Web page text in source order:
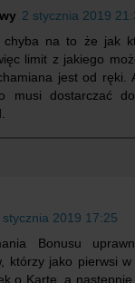
2 stycznia 2019
chyba na to że jak
limit z jakiego
jest od ręki.
musi dostarczać
stycznia 2019 17:25
Bonusu
którzy jako pierwsi
o Kartę, a